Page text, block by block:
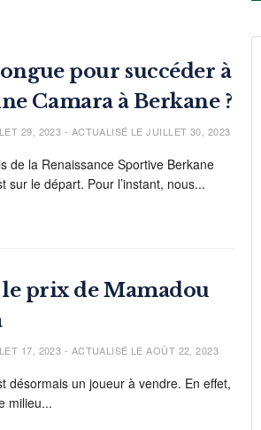
pour succéder à
Camara à Berkane ?
29, 2023 - ACTUALISÉ LE JUILLET 30, 2023
de la Renaissance Sportive Berkane
sur le départ. Pour l’instant, nous...
prix de Mamadou
17, 2023 - ACTUALISÉ LE AOÛT 22, 2023
désormais un joueur à vendre. En effet,
milieu...